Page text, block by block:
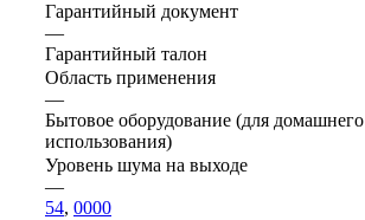
Гарантийный документ
—
Гарантийный талон
Область применения
—
Бытовое оборудование (для домашнего
использования)
Уровень шума на выходе
—
54, 0000